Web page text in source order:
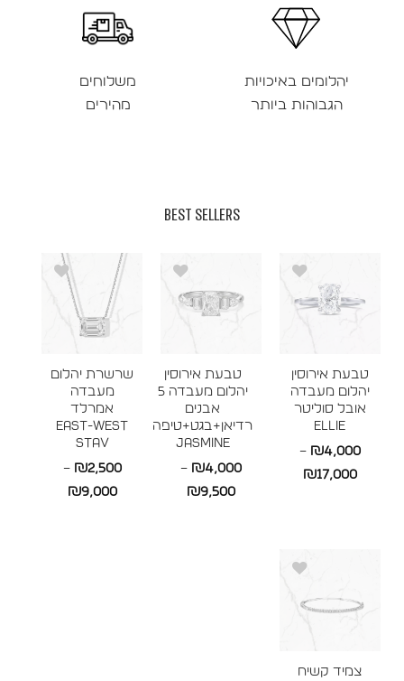
יהלומים באיכויות
הגבוהות ביותר
משלוחים
מהירים
BEST SELLERS
טבעת אירוסין
יהלום מעבדה
אובל סוליטר
ELLIE
₪4,000
–
₪17,000
טבעת אירוסין
יהלום מעבדה 5
אבנים
רדיאן+בגט+טיפה
JASMINE
₪4,000
–
₪9,500
שרשרת יהלום
מעבדה
אמרלד
East-West
STAV
₪2,500
–
₪9,000
צמיד קשיח